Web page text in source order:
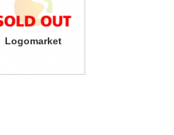
Logomarket